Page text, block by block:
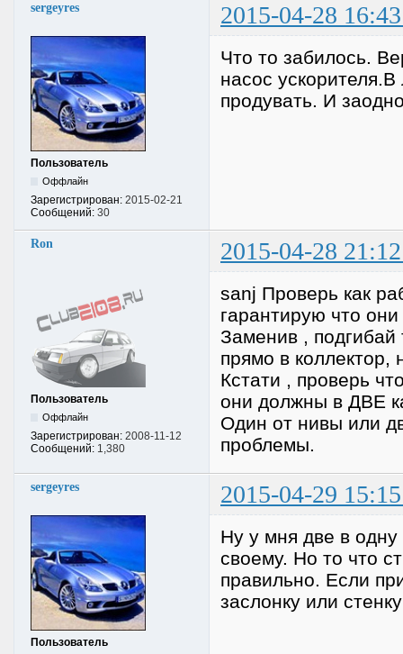
sergeyres 2015-04-28
Пользователь
Оффлайн
Зарегистрирован: 2015-02-21
Сообщений: 30
Что то забилось.
насос
продувать. И
Ron 2015-04-28
Пользователь
Оффлайн
Зарегистрирован: 2008-11-12
Сообщений: 1,380
sanj Проверь как
гарантирую что
Заменив , подгибай
прямо в коллектор,
Кстати , проверь
они должны в ДВЕ
Один от нивы или
проблемы.
sergeyres 2015-04-29
Пользователь
Ну у мня две в одну
своему. Но то что
правильно. Если
заслонку или